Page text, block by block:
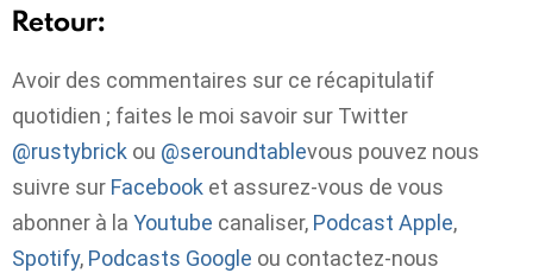
Retour:
Avoir des commentaires sur ce récapitulatif
quotidien ; faites le moi savoir sur Twitter
@rustybrick ou @seroundtablevous pouvez nous
suivre sur Facebook et assurez-vous de vous
abonner à la Youtube canaliser, Podcast Apple,
Spotify, Podcasts Google ou contactez-nous